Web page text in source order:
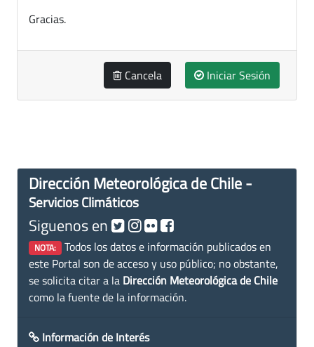
Gracias.
Cancela Iniciar Sesión
Dirección Meteorológica de Chile -
Servicios Climáticos
Siguenos en
NOTA: Todos los datos e información publicados en
este Portal son de acceso y uso público; no obstante,
se solicita citar a la Dirección Meteorológica de Chile
como la fuente de la información.
Información de Interés